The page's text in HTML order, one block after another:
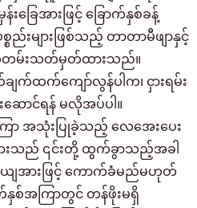
းခြေအားဖြင့် ခြောက်နှစ်ခန့်
ည်းများဖြစ်သည့် တာတာမီဖျာနှင့်
က်တမ်းသတ်မှတ်ထားသည်။
ထက်ကျော်လွန်ပါက၊ ငှားရမ်း
ောင်ရန် မလိုအပ်ပါ။
ကြာ အသုံးပြုခဲ့သည့် လေအေးပေး
ားသည် ၎င်းတို့ ထွက်ခွာသည့်အခါ
အားဖြင့် ကောက်ခံမည်မဟုတ်
နှစ်အကြာတွင် တန်ဖိုးမရှိ